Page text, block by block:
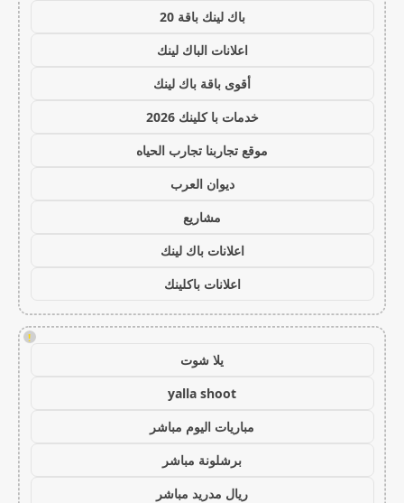
باك لينك باقة 20
اعلانات الباك لينك
أقوى باقة باك لينك
خدمات با كلينك 2026
موقع تجاربنا تجارب الحياه
ديوان العرب
مشاريع
اعلانات باك لينك
اعلانات باكلينك
!
يلا شوت
yalla shoot
مباريات اليوم مباشر
برشلونة مباشر
ريال مدريد مباشر